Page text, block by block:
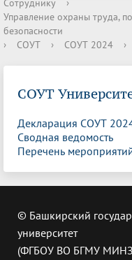
Сотруднику
›
Управление охраны труда,
безопасности
›
СОУТ › СОУТ 2024 ›
СОУТ
Декларация СОУТ
Сводная ведомость
Перечень
© Башкирский
университет
(ФГБОУ ВО БГМУ